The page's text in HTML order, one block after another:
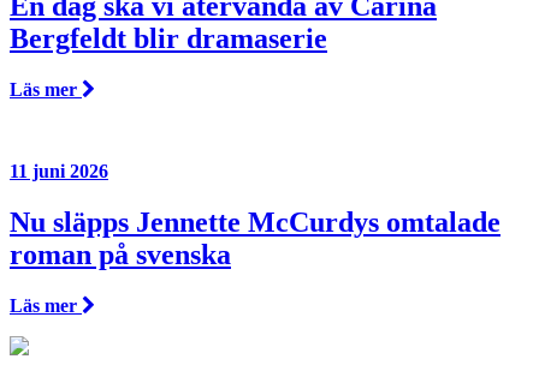
En dag ska vi återvända av Carina
Bergfeldt blir dramaserie
Läs mer
11 juni 2026
Nu släpps Jennette McCurdys omtalade
roman på svenska
Läs mer